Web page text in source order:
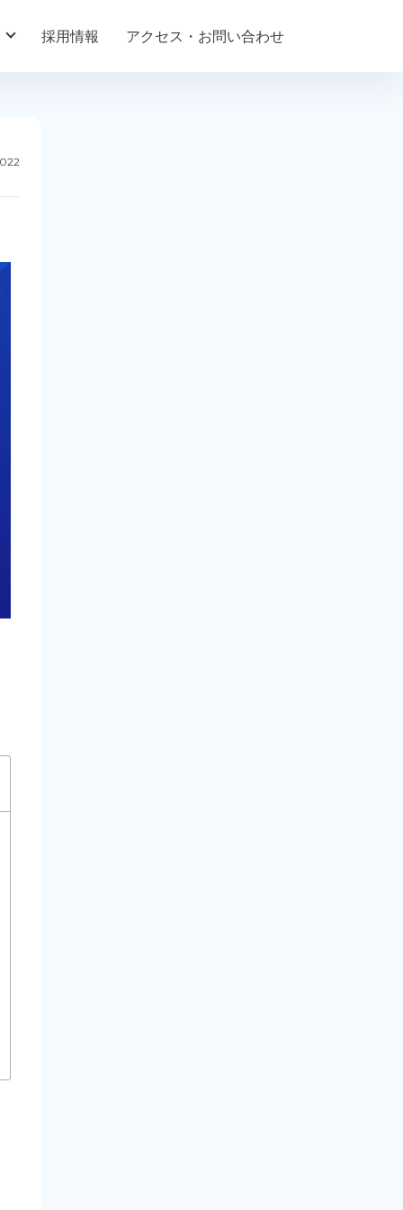
採用情報 アクセス・お問い合わせ